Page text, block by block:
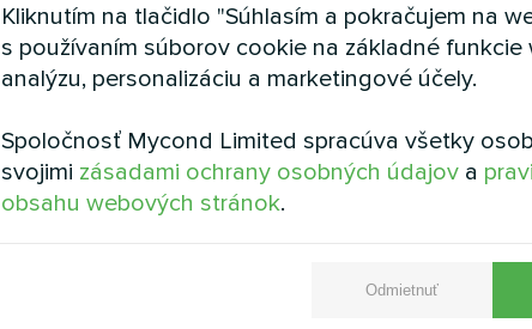
Split tepelné čerpadlo Artic Home Smart
series
Kliknutím na tlačidlo "Súhlasím a pokračujem na
s používaním súborov cookie na základné funkcie
analýzu, personalizáciu a marketingové účely.
Spoločnosť Mycond Limited spracúva všetky
svojimi zásadami ochrany osobných údajov a
obsahu webových stránok.
Odmietnuť